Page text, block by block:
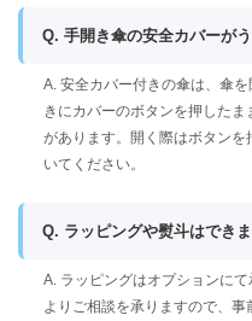
Q. 手開き傘の安全カバーが
A. 安全カバー付きの傘は、傘
きにカバーのボタンを押した
があります。開く際はボタン
いてください。
Q. ラッピングや熨斗はでき
A. ラッピングはオプションに
よりご相談を承りますので、事